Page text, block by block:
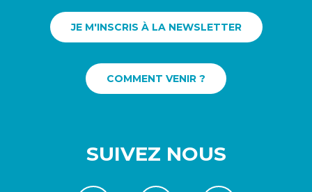
JE M'INSCRIS À LA NEWSLETTER
COMMENT VENIR ?
SUIVEZ NOUS